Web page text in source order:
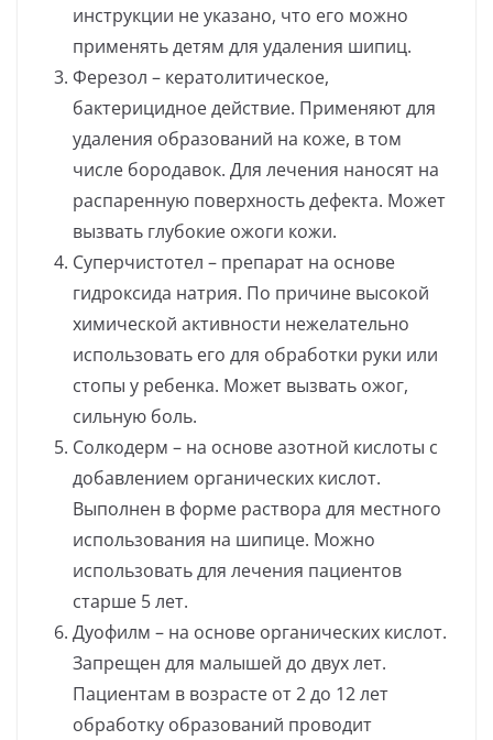
инструкции не указано, что его можно
применять детям для удаления шипиц.
Ферезол – кератолитическое,
бактерицидное действие. Применяют для
удаления образований на коже, в том
числе бородавок. Для лечения наносят на
распаренную поверхность дефекта. Может
вызвать глубокие ожоги кожи.
Суперчистотел – препарат на основе
гидроксида натрия. По причине высокой
химической активности нежелательно
использовать его для обработки руки или
стопы у ребенка. Может вызвать ожог,
сильную боль.
Солкодерм – на основе азотной кислоты с
добавлением органических кислот.
Выполнен в форме раствора для местного
использования на шипице. Можно
использовать для лечения пациентов
старше 5 лет.
Дуофилм – на основе органических кислот.
Запрещен для малышей до двух лет.
Пациентам в возрасте от 2 до 12 лет
обработку образований проводит